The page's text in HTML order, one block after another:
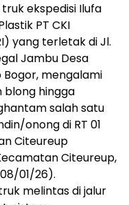
ekspedisi Ilufa
PT CKI
yang terletak di Jl.
Jambu Desa
mengalami
hingga
salah satu
onong di RT 01
Citeureup
Citeureup,
01/26).
melintas di jalur